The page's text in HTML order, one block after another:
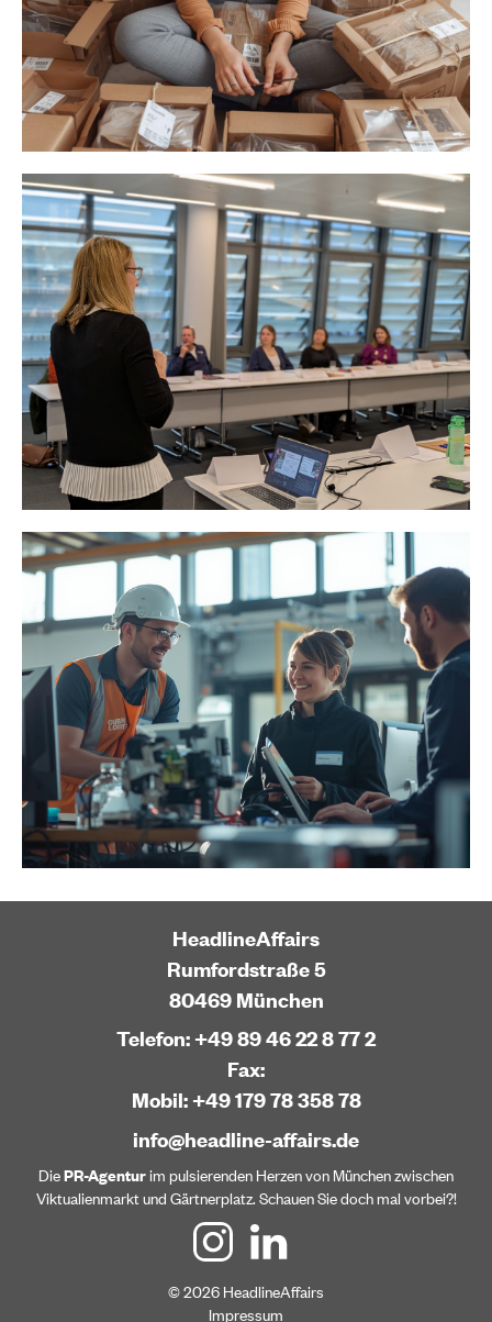
HeadlineAffairs
Rumfordstraße 5
80469 München
Telefon: +49 89 46 22 8 77 2
Fax:
Mobil: +49 179 78 358 78
info@headline-affairs.de
DiePR-Agenturim pulsierenden Herzen von München zwischen
Viktualienmarkt und Gärtnerplatz. Schauen Sie doch mal vorbei?!
© 2026 HeadlineAffairs
Impressum